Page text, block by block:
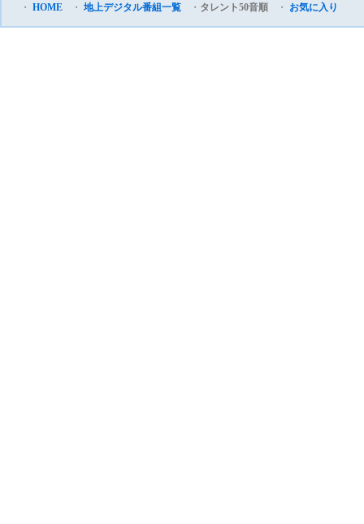
・ HOME ・ 地上デジタル番組一覧 ・ タレント50音順 ・ お気に入り